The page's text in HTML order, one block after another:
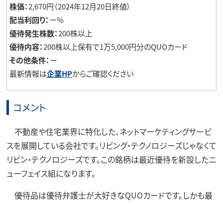
株価：2,670円（2024年12月20日終値）
配当利回り：ー%
優待発生株数：200株以上
優待内容：200株以上保有で1万5,000円分のQUOカード
その他条件：ー
最新情報は企業HPからご確認ください
コメント
不動産や住宅業界に特化した、ネットマーケティングサービ
スを展開している会社です。リビング・テクノロジーズじゃなくて
リビン・テクノロジーズです。この銘柄は最近優待を新設したニ
ューフェイス組になります。
優待品は優待弁護士が大好きなQUOカードです。しかも最